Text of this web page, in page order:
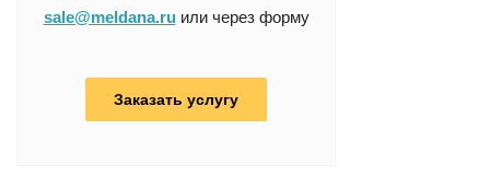
sale@meldana.ruили через форму
Заказать услугу